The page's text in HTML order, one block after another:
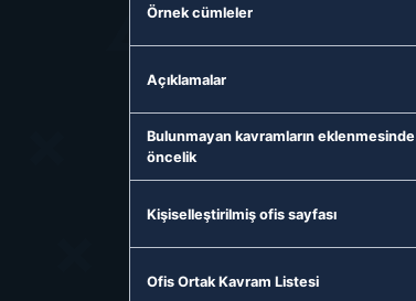
Örnek cümleler
Açıklamalar
Bulunmayan kavramların eklenmesinde
öncelik
Kişiselleştirilmiş ofis sayfası
Ofis Ortak Kavram Listesi